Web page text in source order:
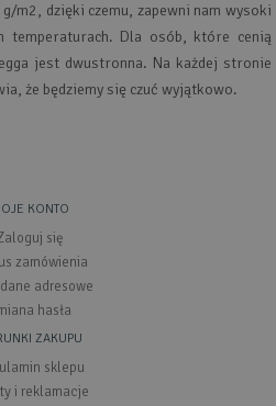
m2, dzięki czemu, zapewni nam wysoki
temperaturach. Dla osób, które cenią
jest dwustronna. Na każdej stronie
że będziemy się czuć wyjątkowo.
KONTO
się
zamówienia
adresowe
hasła
ZAKUPU
sklepu
i reklamacje